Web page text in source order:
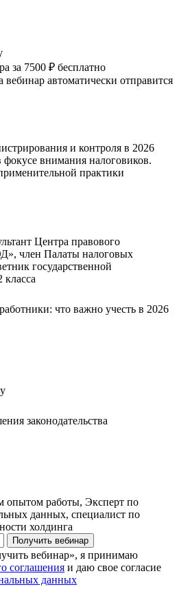
за 7500 ₽ бесплатно
вебинар автоматически отправится
и контроля в 2026
фокусе внимания налоговиков.
практики
Центра правового
член Палаты налоговых
государственной
что важно учесть в 2026
законодательства
опытом работы, Эксперт по
данных, специалист по
холдинга
Получить вебинар
вебинар», я принимаю
соглашения и даю свое согласие
данных